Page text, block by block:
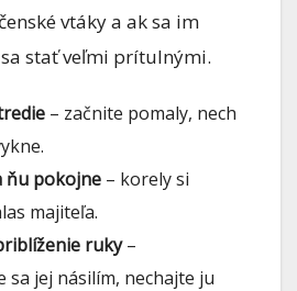
vtáky a ak sa im
stať veľmi prítulnými.
– začnite pomaly, nech
ňu pokojne – korely si
majiteľa.
ruky–
sa jej násilím, nechajte ju